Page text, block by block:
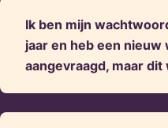
Ik ben mijn
jaar en heb een
aangevraagd, maar